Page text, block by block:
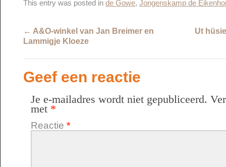
This entry was posted in de Gowe, Jongenskamp de
← A&O-winkel van Jan Breimer en
Lammigje Kloeze
Ut
Geef een reactie
Je e-mailadres wordt niet gepubliceerd.
met *
Reactie *